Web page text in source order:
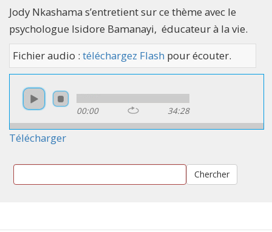
Jody Nkashama s’entretient sur ce thème avec le
psychologue Isidore Bamanayi, éducateur à la vie.
Fichier audio : téléchargez Flash pour écouter.
00:00 34:28
Télécharger
Chercher